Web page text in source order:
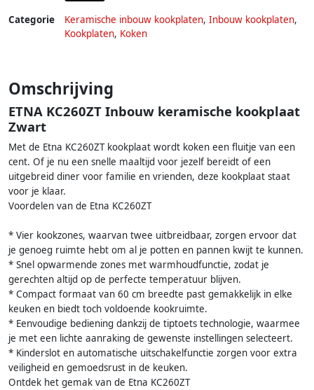
Categorie Keramische inbouw kookplaten, Inbouw kookplaten,
Kookplaten, Koken
Omschrijving
ETNA KC260ZT Inbouw keramische kookplaat
Zwart
Met de Etna KC260ZT kookplaat wordt koken een fluitje van een
cent. Of je nu een snelle maaltijd voor jezelf bereidt of een
uitgebreid diner voor familie en vrienden, deze kookplaat staat
voor je klaar.
Voordelen van de Etna KC260ZT
* Vier kookzones, waarvan twee uitbreidbaar, zorgen ervoor dat
je genoeg ruimte hebt om al je potten en pannen kwijt te kunnen.
* Snel opwarmende zones met warmhoudfunctie, zodat je
gerechten altijd op de perfecte temperatuur blijven.
* Compact formaat van 60 cm breedte past gemakkelijk in elke
keuken en biedt toch voldoende kookruimte.
* Eenvoudige bediening dankzij de tiptoets technologie, waarmee
je met een lichte aanraking de gewenste instellingen selecteert.
* Kinderslot en automatische uitschakelfunctie zorgen voor extra
veiligheid en gemoedsrust in de keuken.
Ontdek het gemak van de Etna KC260ZT